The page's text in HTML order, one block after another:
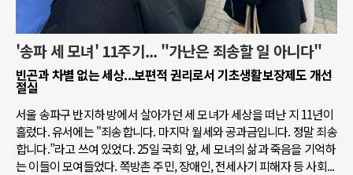
'송파 세 모녀' 11주기... "가난은 죄송할 일 아니다"
빈곤과 차별 없는 세상...보편적 권리로서 기초생활보장제도 개선
절실
서울 송파구 반지하 방에서 살아가던 세 모녀가 세상을 떠난 지 11년이
흘렀다. 유서에는 "죄송합니다. 마지막 월세와 공과금입니다. 정말 죄송
합니다.”라고 쓰여 있었다. 25일 국회 앞, 세 모녀의 삶과 죽음을 기억하
는 이들이 모여들었다. 쪽방촌 주민, 장애인, 전세사기 피해자 등 사회...